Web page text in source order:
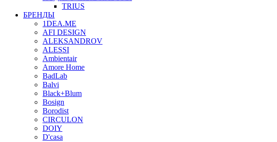
TRIUS
БРЕНДЫ
1DEA.ME
AFI DESIGN
ALEKSANDROV
ALESSI
Ambientair
Amore Home
BadLab
Balvi
Black+Blum
Bosign
Borodist
CIRCULON
DOIY
D'casa